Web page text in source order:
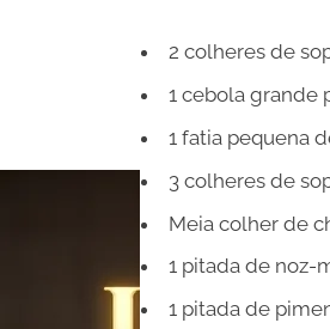
2 colheres de
1 cebola grande
1 fatia pequena
3 colheres de
Meia colher de
1 pitada de noz-
1 pitada de